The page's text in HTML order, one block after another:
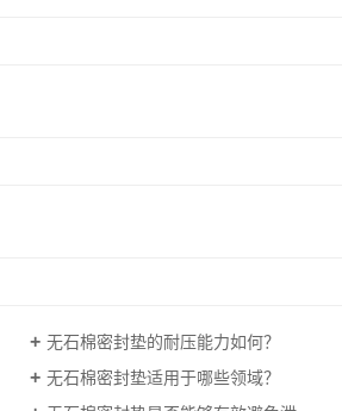
无石棉密封垫的耐压能力如何？
无石棉密封垫适用于哪些领域？